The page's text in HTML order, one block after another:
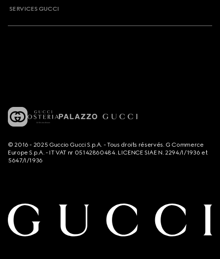
SERVICES GUCCI
© 2016 - 2025 Guccio Gucci S.p.A. - Tous droits réservés. G Commerce
Europe S.p.A. - IT VAT nr 05142860484. LICENCE SIAE N. 2294/I/1936 et
5647/I/1936